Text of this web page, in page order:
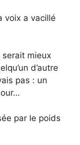
voix a vacillé
mieux
d’autre
pas : un
par le poids